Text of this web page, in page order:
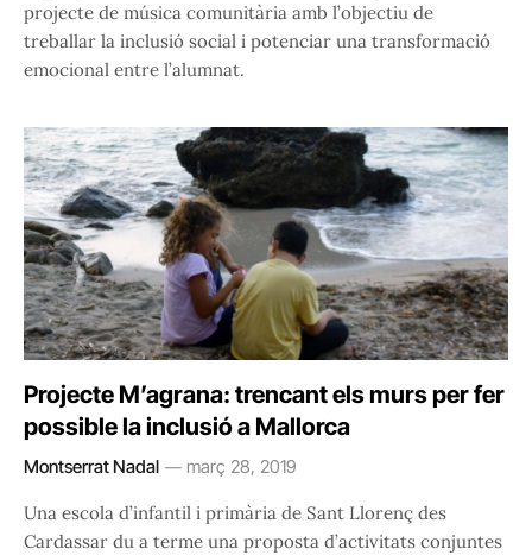
projecte de música comunitària amb l’objectiu de
treballar la inclusió social i potenciar una transformació
emocional entre l’alumnat.
Projecte M’agrana: trencant els murs per fer
possible la inclusió a Mallorca
Montserrat Nadal març 28, 2019
Una escola d’infantil i primària de Sant Llorenç des
Cardassar du a terme una proposta d’activitats conjuntes